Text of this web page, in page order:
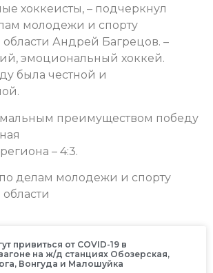
хоккеисты, – подчеркнул
молодежи и спорту
Андрей Багрецов. –
эмоциональный хоккей.
была честной и
преимуществом победу
– 4:3.
делам молодежи и спорту
привиться от COVID-19 в
на ж/д станциях Обозерская,
Вонгуда и Малошуйка